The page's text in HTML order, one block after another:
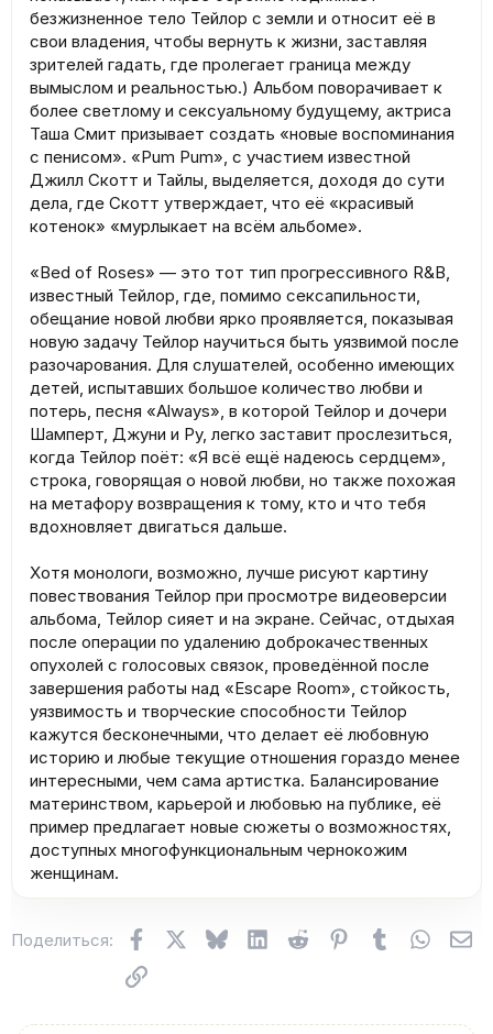
безжизненное тело Тейлор с земли и относит её в
свои владения, чтобы вернуть к жизни, заставляя
зрителей гадать, где пролегает граница между
вымыслом и реальностью.) Альбом поворачивает к
более светлому и сексуальному будущему, актриса
Таша Смит призывает создать «новые воспоминания
с пенисом». «Pum Pum», с участием известной
Джилл Скотт и Тайлы, выделяется, доходя до сути
дела, где Скотт утверждает, что её «красивый
котенок» «мурлыкает на всём альбоме».
«Bed of Roses» — это тот тип прогрессивного R&B,
известный Тейлор, где, помимо сексапильности,
обещание новой любви ярко проявляется, показывая
новую задачу Тейлор научиться быть уязвимой после
разочарования. Для слушателей, особенно имеющих
детей, испытавших большое количество любви и
потерь, песня «Always», в которой Тейлор и дочери
Шамперт, Джуни и Ру, легко заставит прослезиться,
когда Тейлор поёт: «Я всё ещё надеюсь сердцем»,
строка, говорящая о новой любви, но также похожая
на метафору возвращения к тому, кто и что тебя
вдохновляет двигаться дальше.
Хотя монологи, возможно, лучше рисуют картину
повествования Тейлор при просмотре видеоверсии
альбома, Тейлор сияет и на экране. Сейчас, отдыхая
после операции по удалению доброкачественных
опухолей с голосовых связок, проведённой после
завершения работы над «Escape Room», стойкость,
уязвимость и творческие способности Тейлор
кажутся бесконечными, что делает её любовную
историю и любые текущие отношения гораздо менее
интересными, чем сама артистка. Балансирование
материнством, карьерой и любовью на публике, её
пример предлагает новые сюжеты о возможностях,
доступных многофункциональным чернокожим
женщинам.
Поделиться: FacebookX (Twitter)
BlueskyLinkedInReddit Pinterest
Tumblr
Ссылка